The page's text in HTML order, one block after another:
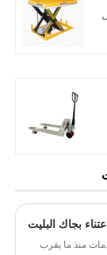
بجاك البليت
منذ ما يقرب